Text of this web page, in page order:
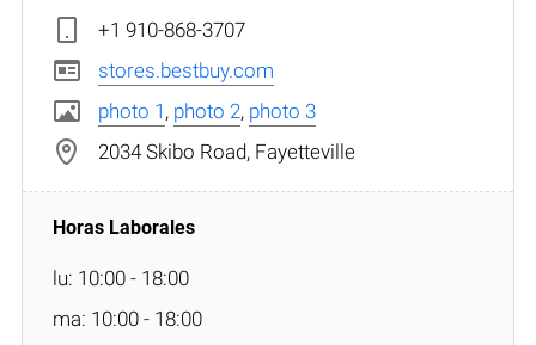
+1 910-868-3707
stores.bestbuy.com
photo 1 , photo 2, photo 3
2034 Skibo Road, Fayetteville
lu: 10:00 - 18:00
ma: 10:00 - 18:00